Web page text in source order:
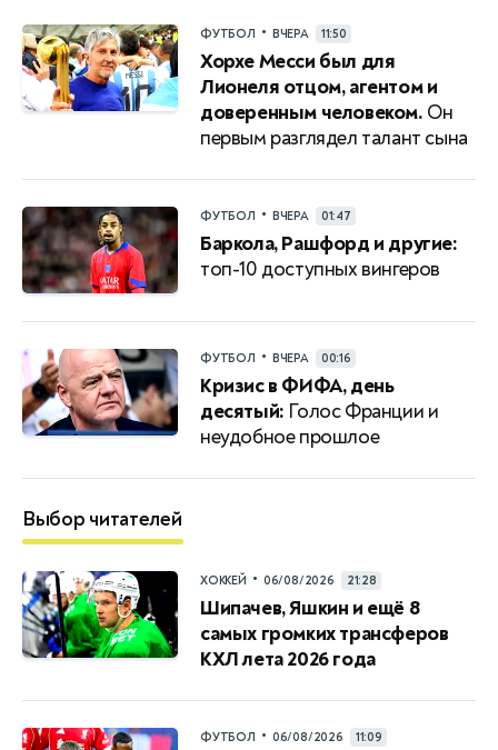
ФУТБОЛ • ВЧЕРА 11:50
Хорхе Месси был для
Лионеля отцом, агентом и
доверенным человеком. Он
первым разглядел талант сына
ФУТБОЛ • ВЧЕРА 01:47
Баркола, Рашфорд и другие:
топ-10 доступных вингеров
ФУТБОЛ • ВЧЕРА 00:16
Кризис в ФИФА, день
десятый: Голос Франции и
неудобное прошлое
Выбор читателей
ХОККЕЙ • 06/08/2026 21:28
Шипачев, Яшкин и ещё 8
самых громких трансферов
КХЛ лета 2026 года
ФУТБОЛ • 06/08/2026 11:09